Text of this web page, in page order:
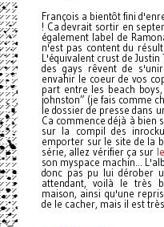
François a bientôt fini
! Ca devrait sortir en
également label de
n'est pas content du
L'équivalent crust de
des gays rêvent de
envahir le coeur de vos
part entre les beach
johnston” (je fais comme
le dossier de presse dans
Ca commence déjà à bien
sur la compil des
emporter sur le site de la
série, allez vérifier ça sur
son myspace machin...
donc pas pu lui dérober
attendant, voilà le très
maison, ainsi qu'une
de le cacher, mais il est